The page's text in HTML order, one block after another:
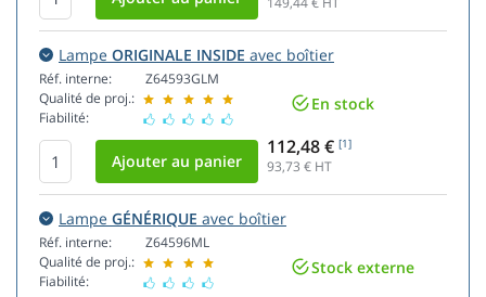
Lampe ORIGINALE INSIDE avec boîtier
Réf. interne:
Qualité de proj.:
Fiabilité:
Z64593GLM
En stock
112,48 € [1]
93,73 € HT
Lampe GÉNÉRIQUE avec boîtier
Réf. interne:
Qualité de proj.:
Fiabilité:
Z64596ML
Stock externe